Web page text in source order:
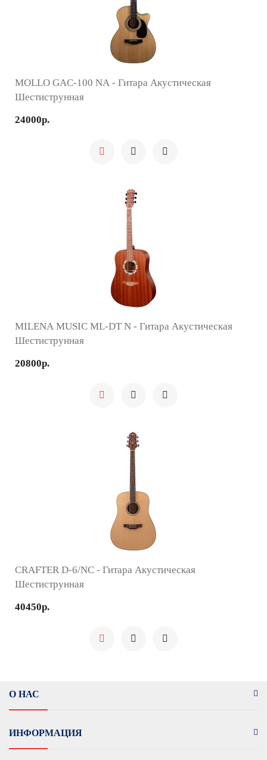
MOLLO GAC-100 NA - Гитара Акустическая
Шестиструнная
24000р.
MILENA MUSIC ML-DT N - Гитара Акустическая
Шестиструнная
20800р.
CRAFTER D-6/NC - Гитара Акустическая
Шестиструнная
40450р.
О НАС
ИНФОРМАЦИЯ